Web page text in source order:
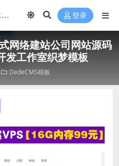
登录
网络建站公司网站源码
发工作室织梦模板
DedeCMS模板